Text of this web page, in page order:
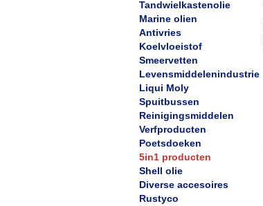
Tandwielkastenolie
Marine olien
Antivries
Koelvloeistof
Smeervetten
Levensmiddelenindustrie
Liqui Moly
Spuitbussen
Reinigingsmiddelen
Verfproducten
Poetsdoeken
5in1 producten
Shell olie
Diverse accesoires
Rustyco